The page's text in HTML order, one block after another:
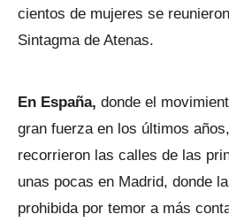
cientos de mujeres se
Sintagma de Atenas.
En España, donde el
gran fuerza en los últimos
recorrieron las calles de las
unas pocas en Madrid, donde
prohibida por temor a más